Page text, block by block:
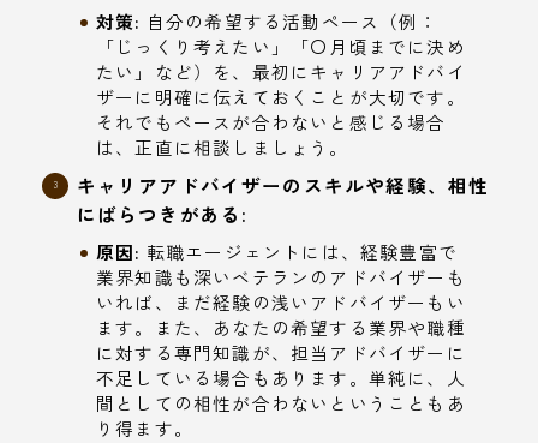
対策: 自分の希望する活動ペース（例：
「じっくり考えたい」「〇月頃までに決め
たい」など）を、最初にキャリアアドバイ
ザーに明確に伝えておくことが大切です。
それでもペースが合わないと感じる場合
は、正直に相談しましょう。
キャリアアドバイザーのスキルや経験、相性
にばらつきがある:
原因: 転職エージェントには、経験豊富で
業界知識も深いベテランのアドバイザーも
いれば、まだ経験の浅いアドバイザーもい
ます。また、あなたの希望する業界や職種
に対する専門知識が、担当アドバイザーに
不足している場合もあります。単純に、人
間としての相性が合わないということもあ
り得ます。